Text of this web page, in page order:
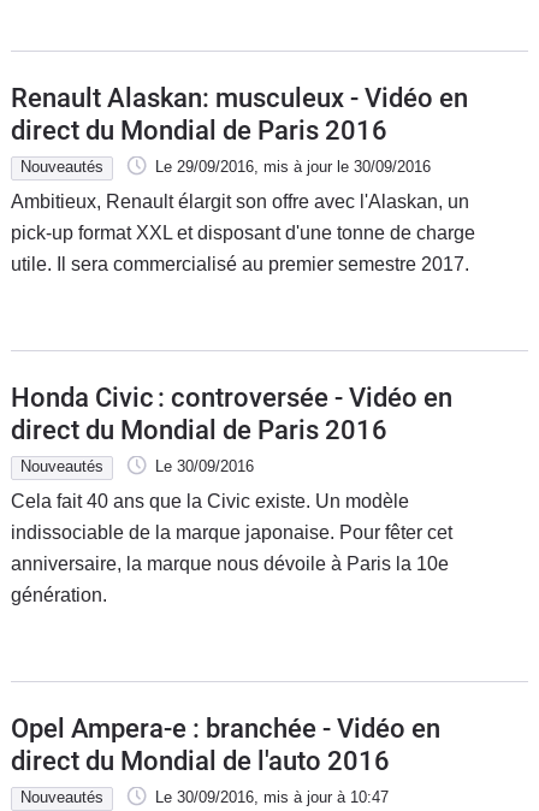
Renault Alaskan: musculeux - Vidéo en
direct du Mondial de Paris 2016
Nouveautés Le 29/09/2016, mis à jour le 30/09/2016
Ambitieux, Renault élargit son offre avec l'Alaskan, un
pick-up format XXL et disposant d'une tonne de charge
utile. Il sera commercialisé au premier semestre 2017.
Honda Civic : controversée - Vidéo en
direct du Mondial de Paris 2016
Nouveautés Le 30/09/2016
Cela fait 40 ans que la Civic existe. Un modèle
indissociable de la marque japonaise. Pour fêter cet
anniversaire, la marque nous dévoile à Paris la 10e
génération.
Opel Ampera-e : branchée - Vidéo en
direct du Mondial de l'auto 2016
Nouveautés Le 30/09/2016, mis à jour à 10:47